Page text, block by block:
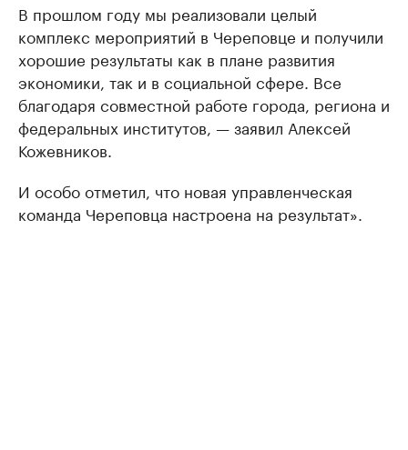
В прошлом году мы реализовали целый
комплекс мероприятий в Череповце и получили
хорошие результаты как в плане развития
экономики, так и в социальной сфере. Все
благодаря совместной работе города, региона и
федеральных институтов, — заявил Алексей
Кожевников.
И особо отметил, что новая управленческая
команда Череповца настроена на результат».